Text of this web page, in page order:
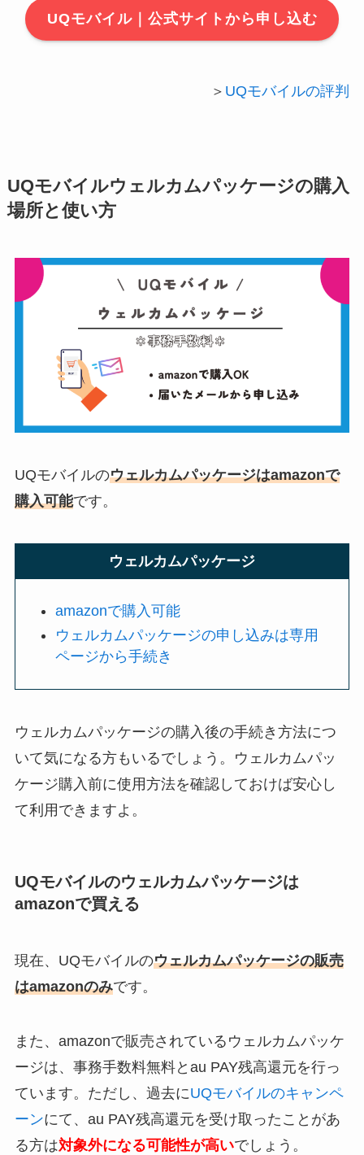
UQモバイル｜公式サイトから申し込む
＞ UQモバイルの評判
UQモバイルウェルカムパッケージの購入
場所と使い方
UQモバイルのウェルカムパッケージはamazonで
購入可能です。
ウェルカムパッケージ
amazonで購入可能
ウェルカムパッケージの申し込みは専用
ページから手続き
ウェルカムパッケージの購入後の手続き方法につ
いて気になる方もいるでしょう。ウェルカムパッ
ケージ購入前に使用方法を確認しておけば安心し
て利用できますよ。
UQモバイルのウェルカムパッケージは
amazonで買える
現在、UQモバイルのウェルカムパッケージの販売
はamazonのみです。
また、amazonで販売されているウェルカムパッケ
ージは、事務手数料無料とau PAY残高還元を行っ
ています。ただし、過去にUQモバイルのキャンペ
ーンにて、au PAY残高還元を受け取ったことがあ
る方は対象外になる可能性が高いでしょう。